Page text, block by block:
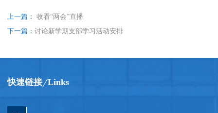
上一篇： 收看“两会”直播
下一篇： 讨论新学期支部学习活动安排
快速链接 Links